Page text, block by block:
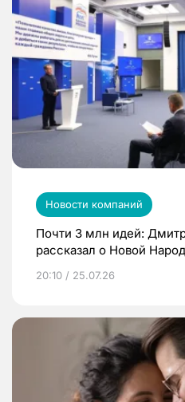
Новости компаний
Почти 3 млн идей:
рассказал о Новой
20:10 / 25.07.26